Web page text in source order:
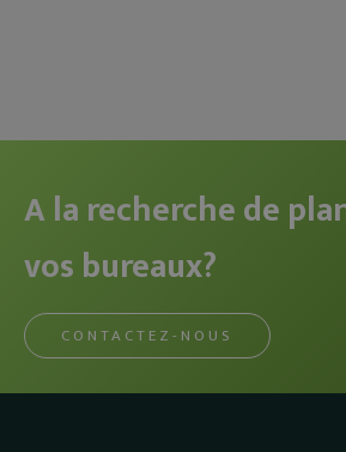
A la recherche de
vos bureaux?
CONTACTEZ-NOUS